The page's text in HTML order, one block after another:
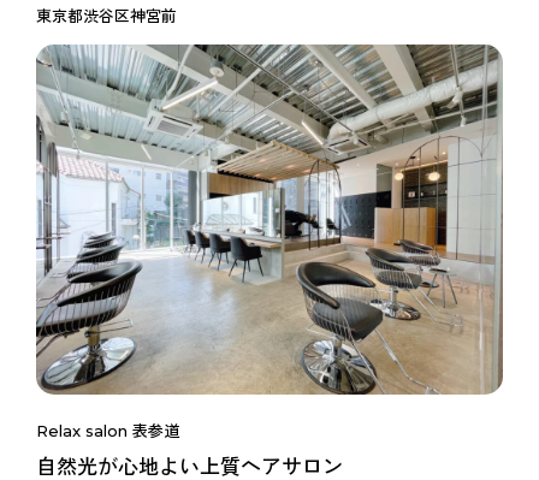
東京都渋谷区神宮前
Relax salon 表参道
自然光が心地よい上質ヘアサロン